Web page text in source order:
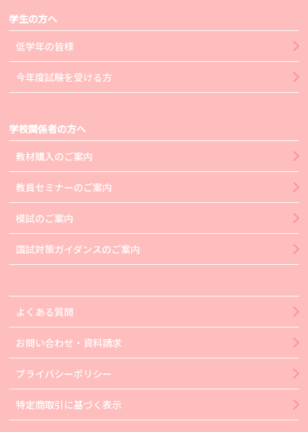
学生の方へ
低学年の皆様
今年度試験を受ける方
学校関係者の方へ
教材購入のご案内
教員セミナーのご案内
模試のご案内
国試対策ガイダンスのご案内
よくある質問
お問い合わせ・資料請求
プライバシーポリシー
特定商取引に基づく表示